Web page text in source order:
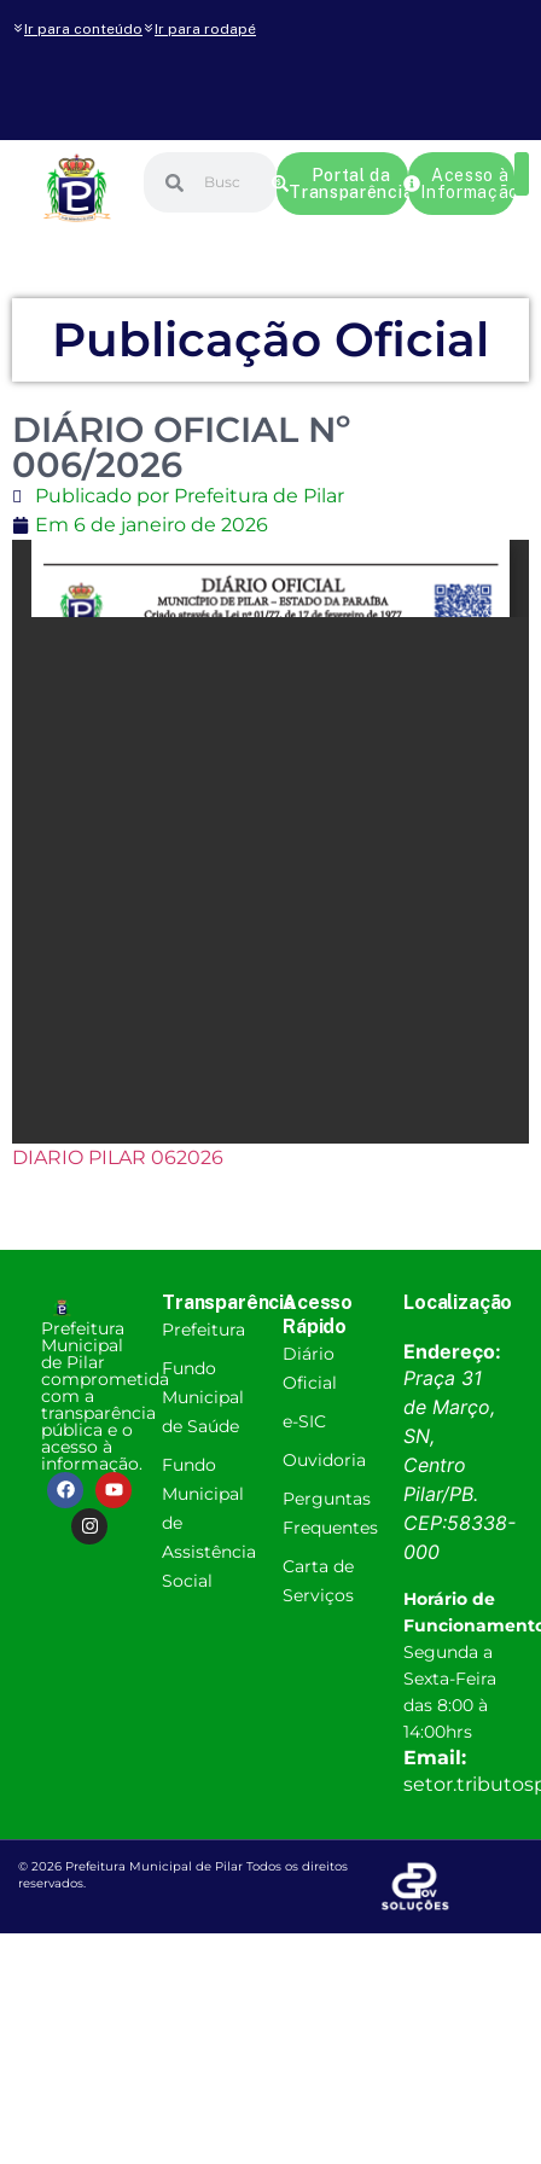
Ir para conteúdo Ir para rodapé
Portal da
Transparência
Acesso à
Informação
Publicação Oficial
DIÁRIO OFICIAL Nº
006/2026
Publicado por Prefeitura de Pilar
Em 6 de janeiro de 2026
DIARIO PILAR 062026
Prefeitura
Municipal
de Pilar
comprometida
com a
transparência
pública e o
acesso à
informação.
Transparência
Prefeitura
Fundo
Municipal
de Saúde
Fundo
Municipal
de
Assistência
Social
Acesso
Rápido
Diário
Oficial
e-SIC
Ouvidoria
Perguntas
Frequentes
Carta de
Serviços
Localização
Endereço:
Praça 31
de Março,
SN,
Centro
Pilar/PB.
CEP:58338-
000
Horário de
Segunda a
Sexta-Feira
das 8:00 à
14:00hrs
Email:
© 2026 Prefeitura Municipal de Pilar Todos os direitos
reservados.